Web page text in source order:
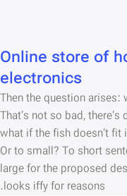
Online store of
electronics
Then the question arises:
That’s not so bad,
what if the fish doesn’t fit
Or to small? To short
large for the proposed
looks iffy for reasons.